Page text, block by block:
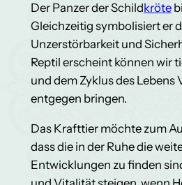
Der Panzer der Schildkröte
Gleichzeitig symbolisiert er
Unzerstörbarkeit und
Reptil erscheint können wir
und dem Zyklus des Lebens
entgegen bringen.
Das Krafttier möchte zum
dass die in der Ruhe die
Entwicklungen zu finden